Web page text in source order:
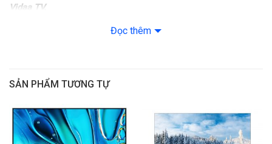
– Công nghệ giảm ánh sáng xanh, bảo vệ mắt
Vidaa TV.
Mời bạn xem video giới thiệu dòng tivi ULED U7K của Hisense:
khúc high-end của nhà Hisense, có thiết kế đơn giản, sở hữu
phù hợp cho cả phòng họp, phòng giải trí, phòng khách sạn,…
– Chân đế nâng đỡ tivi hình chữ T ngược được làm từ kim loại
Đọc thêm
SẢN PHẨM TƯƠNG TỰ